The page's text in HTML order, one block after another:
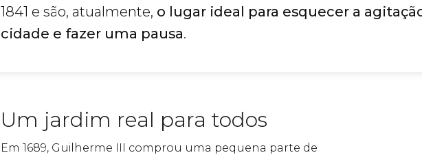
1841 e são, atualmente, o lugar ideal para esquecer a
cidade e fazer uma pausa.
Um jardim real para todos
Em 1689, Guilherme III comprou uma pequena parte de